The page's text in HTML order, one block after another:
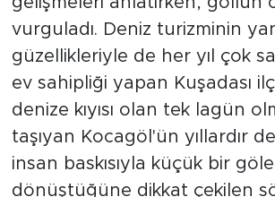
vurguladı. Deniz turizminin
güzellikleriyle de her yıl çok
ev sahipliği yapan Kuşadası
denize kıyısı olan tek lagün
taşıyan Kocagöl'ün yıllardır
insan baskısıyla küçük bir göle
dönüştüğüne dikkat çekilen